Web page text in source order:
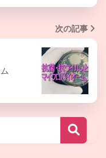
次の記事